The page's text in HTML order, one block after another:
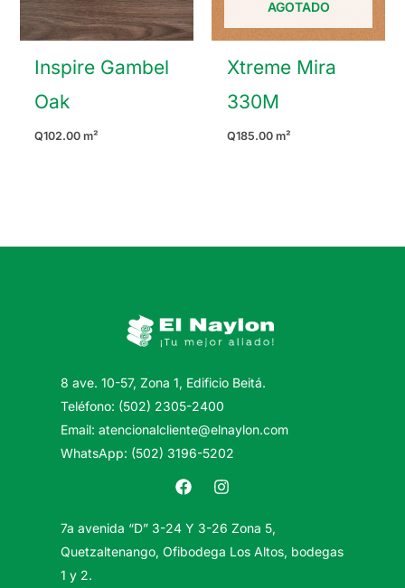
Inspire Gambel
Oak
Q102.00 m²
AGOTADO
Xtreme Mira
330M
Q185.00m²
8 ave. 10-57, Zona 1, Edificio Beitá.
Teléfono: (502) 2305-2400
Email: atencionalcliente@elnaylon.com
WhatsApp: (502) 3196-5202
7a avenida “D” 3-24 Y 3-26 Zona 5,
Quetzaltenango, Ofibodega Los Altos, bodegas
1 y 2.